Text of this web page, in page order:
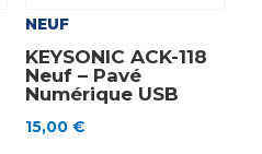
NEUF
KEYSONIC ACK-118
Neuf – Pavé
Numérique USB
15,00 €